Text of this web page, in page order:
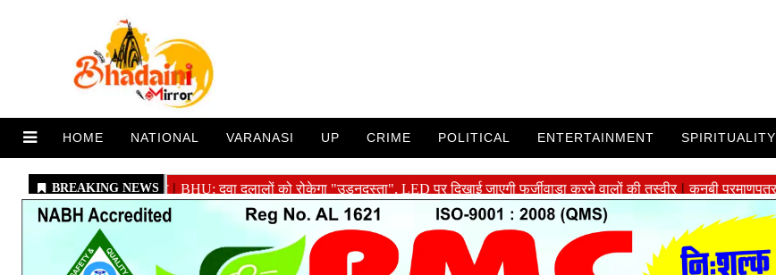
HOME NATIONAL VARANASI UP CRIME POLITICAL ENTERTAINMENT SPIRITUALITY